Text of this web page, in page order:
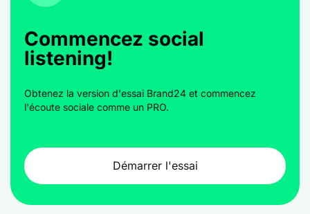
Commencez social
listening!
Obtenez la version d'essai Brand24 et commencez
l'écoute sociale comme un PRO.
Démarrer l'essai